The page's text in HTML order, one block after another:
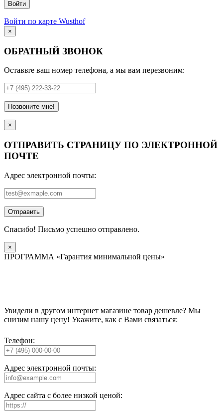
Войти
Войти по карте Wusthof
×
ОБРАТНЫЙ ЗВОНОК
Оставьте ваш номер телефона, а мы вам перезвоним:
Позвоните мне!
×
ОТПРАВИТЬ СТРАНИЦУ ПО ЭЛЕКТРОННОЙ
ПОЧТЕ
Адрес электронной почты:
Отправить
Спасибо! Письмо успешно отправлено.
×
ПРОГРАММА «Гарантия минимальной цены»
Увидели в другом интернет магазине товар дешевле? Мы
снизим нашу цену! Укажите, как с Вами связаться:
Телефон:
Адрес электронной почты:
Адрес сайта с более низкой ценой: